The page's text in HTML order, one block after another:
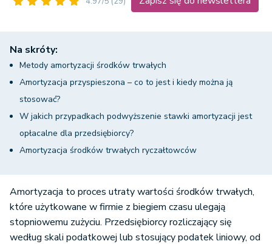
Na skróty:
Metody amortyzacji środków trwałych
Amortyzacja przyspieszona – co to jest i kiedy można ją
stosować?
W jakich przypadkach podwyższenie stawki amortyzacji jest
opłacalne dla przedsiębiorcy?
Amortyzacja środków trwałych ryczałtowców
Amortyzacja to proces utraty wartości środków trwałych,
które użytkowane w firmie z biegiem czasu ulegają
stopniowemu zużyciu. Przedsiębiorcy rozliczający się
według skali podatkowej lub stosujący podatek liniowy, od